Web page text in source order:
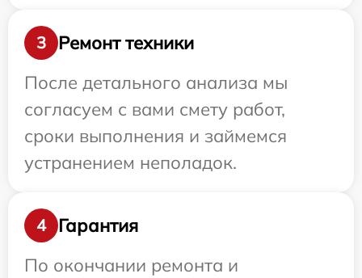
3
Ремонт техники
После детального анализа мы
согласуем с вами смету работ,
сроки выполнения и займемся
устранением неполадок.
4
Гарантия
По окончании ремонта и